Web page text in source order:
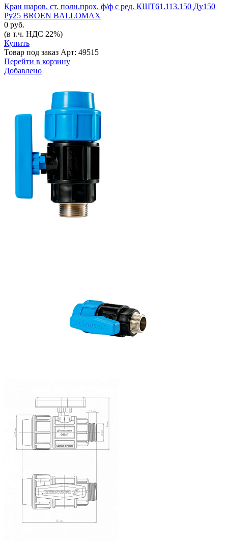
Кран шаров. ст. полн.прох. ф/ф с ред. КШТ61.113.150 Ду150
Ру25 BROEN BALLOMAX
0 руб.
(в т.ч. НДС 22%)
Купить
Товар под заказ Арт: 49515
Перейти в корзину
Добавлено